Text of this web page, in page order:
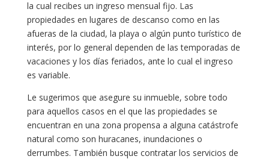
la cual recibes un ingreso mensual fijo. Las
propiedades en lugares de descanso como en las
afueras de la ciudad, la playa o algún punto turístico de
interés, por lo general dependen de las temporadas de
vacaciones y los días feriados, ante lo cual el ingreso
es variable.
Le sugerimos que asegure su inmueble, sobre todo
para aquellos casos en el que las propiedades se
encuentran en una zona propensa a alguna catástrofe
natural como son huracanes, inundaciones o
derrumbes. También busque contratar los servicios de